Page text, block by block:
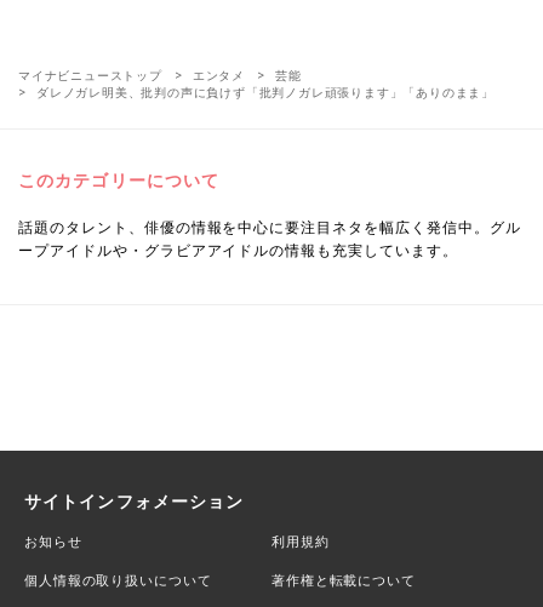
マイナビニューストップ エンタメ
芸能
ダレノガレ明美、批判の声に負けず「批判ノガレ頑張ります」「ありのまま」
このカテゴリーについて
話題のタレント、俳優の情報を中心に要注目ネタを幅広く発信中。グル
ープアイドルや・グラビアアイドルの情報も充実しています。
サイトインフォメーション
お知らせ 利用規約
個人情報の取り扱いについて 著作権と転載について